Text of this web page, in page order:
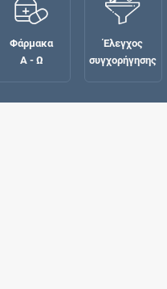
Φάρμακα
Α - Ω
Έλεγχος
συγχορήγησης